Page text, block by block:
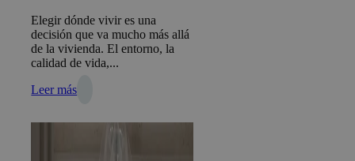
Elegir dónde vivir es una
decisión que va mucho más allá
de la vivienda. El entorno, la
calidad de vida,...
Leer más